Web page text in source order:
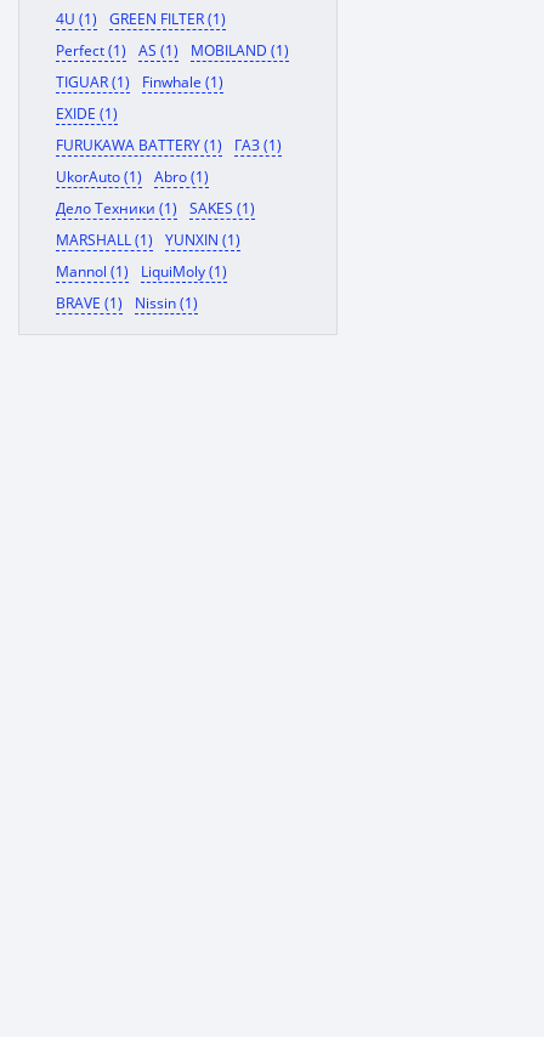
4U (1)
GREEN FILTER (1)
Perfect (1)
AS (1)
MOBILAND (1)
TIGUAR (1)
Finwhale (1)
EXIDE (1)
FURUKAWA BATTERY (1)
ГАЗ (1)
UkorAuto (1)
Abro (1)
Дело Техники (1)
SAKES (1)
MARSHALL (1)
YUNXIN (1)
Mannol (1)
LiquiMoly (1)
BRAVE (1)
Nissin (1)